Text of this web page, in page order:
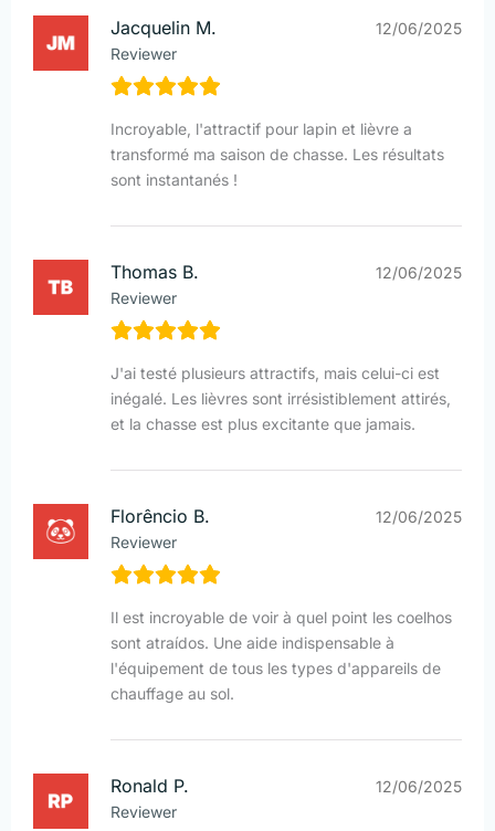
Jacquelin M.
Reviewer
12/06/2025
Incroyable, l'attractif pour lapin et lièvre a
transformé ma saison de chasse. Les résultats
sont instantanés !
Thomas B.
Reviewer
12/06/2025
J'ai testé plusieurs attractifs, mais celui-ci est
inégalé. Les lièvres sont irrésistiblement attirés,
et la chasse est plus excitante que jamais.
Florêncio B.
Reviewer
12/06/2025
Il est incroyable de voir à quel point les coelhos
sont atraídos. Une aide indispensable à
l'équipement de tous les types d'appareils de
chauffage au sol.
Ronald P.
Reviewer
12/06/2025